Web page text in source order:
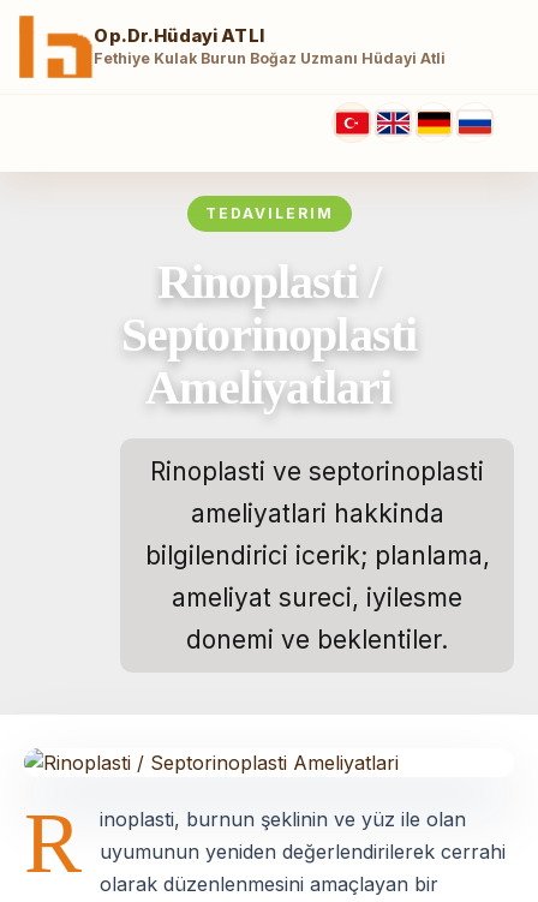
Op.Dr.Hüdayi ATLI
Fethiye Kulak Burun Boğaz Uzmanı Hüdayi Atli
TEDAVILERIM
Rinoplasti /
Septorinoplasti
Ameliyatlari
Rinoplasti ve septorinoplasti
ameliyatlari hakkinda
bilgilendirici icerik; planlama,
ameliyat sureci, iyilesme
donemi ve beklentiler.
R
inoplasti, burnun şeklinin ve yüz ile olan
uyumunun yeniden değerlendirilerek cerrahi
olarak düzenlenmesini amaçlayan bir